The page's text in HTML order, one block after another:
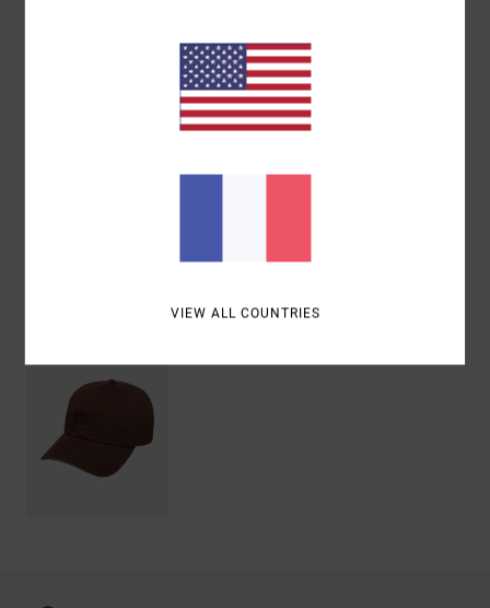
broderie centrée à l'avant
[Matière principale] 100% coton
Traçabilité du produit (Loi Agec)
Articles vus récemment
VIEW ALL COUNTRIES